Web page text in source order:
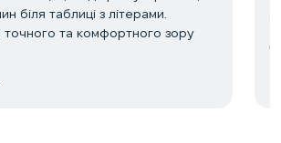
біля таблиці з літерами.
точного та комфортного зору